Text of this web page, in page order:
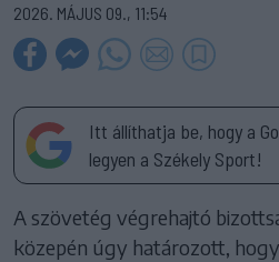
2026. MÁJUS 09., 11:54
Itt állíthatja be, hogy a
legyen a Székely Sport!
A szövetég végrehajtó
közepén úgy határozott, hogy